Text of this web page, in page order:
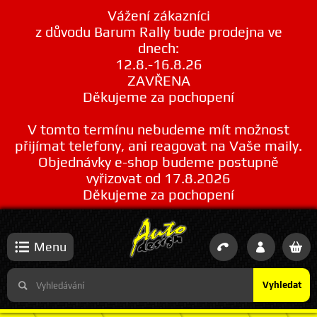
Vážení zákazníci
z důvodu Barum Rally bude prodejna ve
dnech:
12.8.-16.8.26
ZAVŘENA
Děkujeme za pochopení
V tomto termínu nebudeme mít možnost
přijímat telefony, ani reagovat na Vaše maily.
Objednávky e-shop budeme postupně
vyřizovat od 17.8.2026
Děkujeme za pochopení
Vyhledat
Menu